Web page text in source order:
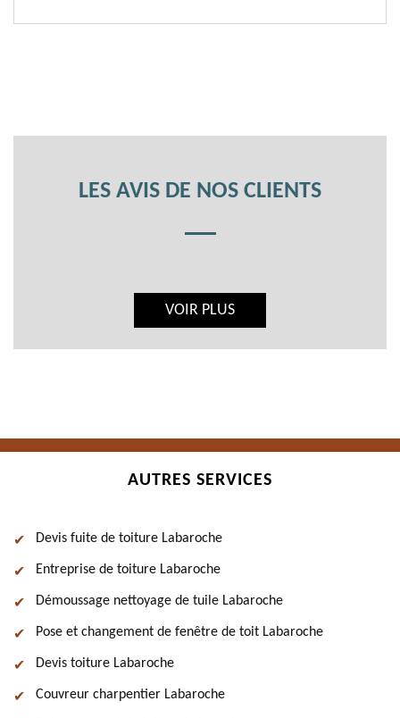
LES AVIS DE NOS CLIENTS
VOIR PLUS
AUTRES SERVICES
Devis fuite de toiture Labaroche
Entreprise de toiture Labaroche
Démoussage nettoyage de tuile Labaroche
Pose et changement de fenêtre de toit Labaroche
Devis toiture Labaroche
Couvreur charpentier Labaroche